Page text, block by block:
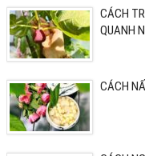
CÁCH
QUANH
CÁCH